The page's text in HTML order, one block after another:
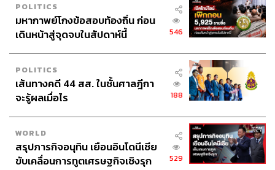
POLITICS
มหากาพย์โกงข้อสอบท้องถิ่น ก่อน
เดินหน้าสู่จุดจบในสัปดาห์นี้
546
POLITICS
เส้นทางคดี 44 สส. ในชั้นศาลฎีกา
จะรู้ผลเมื่อไร
188
WORLD
สรุปภารกิจอนุทิน เยือนอินโดนีเซีย
ขับเคลื่อนการทูตเศรษฐกิจเชิงรุก
529